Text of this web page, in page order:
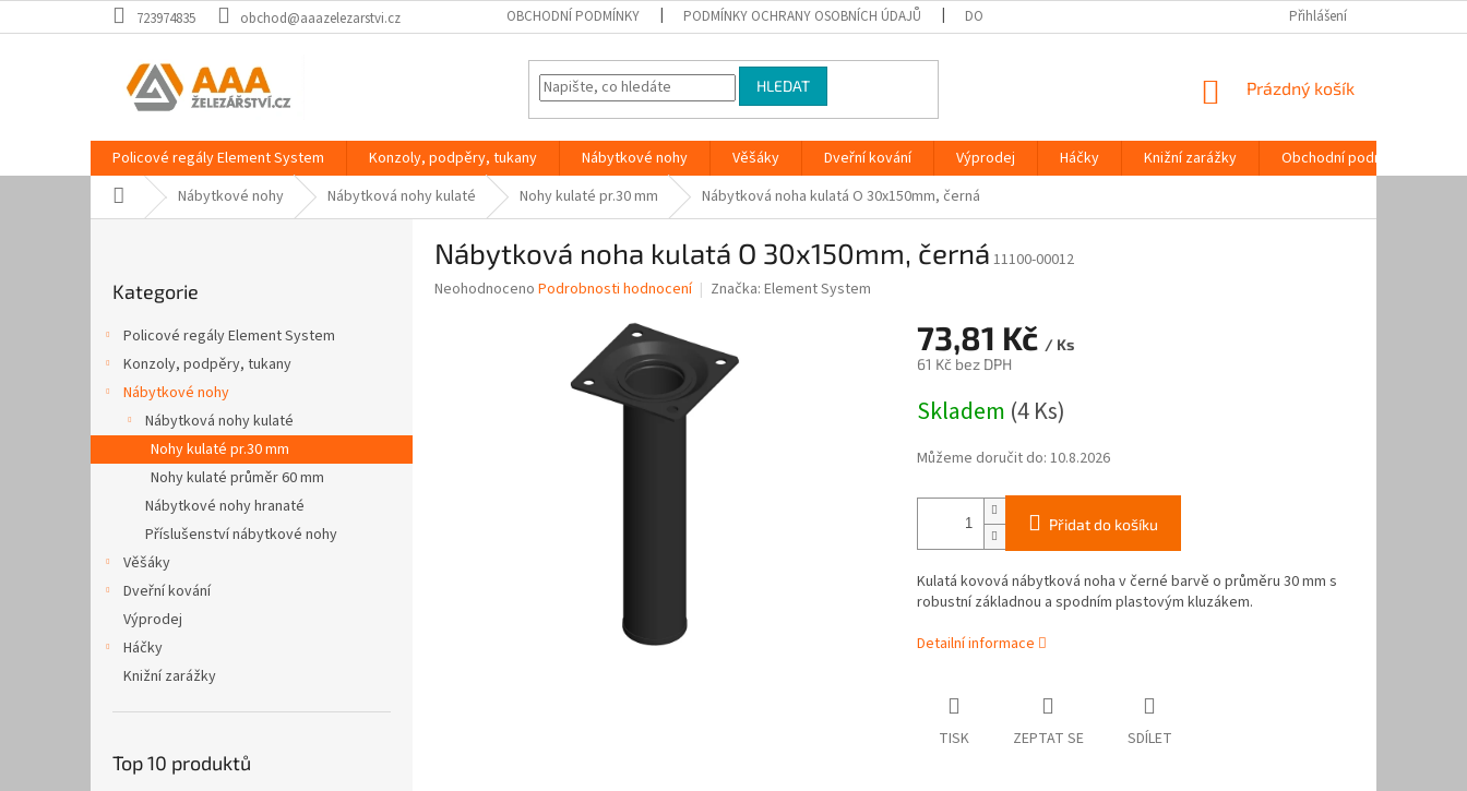
na
723974835 obchod@aaazelezarstvi.cz OBCHODNÍ PODMÍNKY PODMÍNKY OCHRANY OSOBNÍCH ÚDAJŮ DOPRAVA | ORIGINÁLNÍ REGÁLOVÉ SYSTÉMY | AAA ŽELEZÁŘSTVÍ
Přihlášení
HLEDAT
NÁKUPNÍ
Prázdný košík
Policové regály Element System Konzoly, podpěry, tukany Nábytkové nohy Věšáky Dveřní kování Výprodej Háčky Knižní zarážky Obchodní podmínky
Domů Nábytkové nohy Nábytková nohy kulaté Nohy kulaté pr.30 mm Nábytková noha kulatá O 30x150mm, černá
a
kategorie
Kategorie
Policové regály Element System
Konzoly, podpěry, tukany
Nábytkové nohy
Nábytková nohy kulaté
Nohy kulaté pr.30 mm
Nohy kulaté průměr 60 mm
Nábytkové nohy hranaté
Příslušenství nábytkové nohy
Věšáky
Dveřní kování
Výprodej
Háčky
Knižní zarážky
Top 10 produktů
Nábytková noha kulatá O 30x150mm, černá 11100-00012
Průměrné
Neohodnoceno Podrobnosti hodnocení Značka: Element System
73,81 Kč / Ks
61 Kč bez DPH
cena:
Skladem (4 Ks)
Můžeme doručit do: 10.8.2026
Přidat do košíku
Kulatá kovová nábytková noha v černé barvě o průměru 30 mm s
robustní základnou a spodním plastovým kluzákem.
Detailní informace
TISK ZEPTAT SE SDÍLET